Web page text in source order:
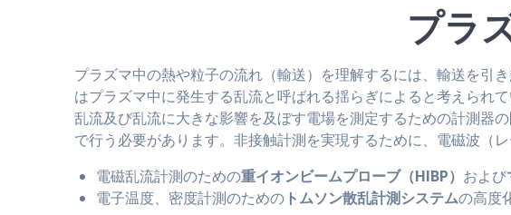
プラ
プラズマ中の熱や粒子の流れ（輸送）を理解するには、輸送を引
はプラズマ中に発生する乱流と呼ばれる揺らぎによると考えられ
乱流及び乱流に大きな影響を及ぼす電場を測定するための計測器
で行う必要があります。非接触計測を実現するために、電磁波（
電磁乱流計測のための重イオンビームプローブ（HIBP） および
電子温度、密度計測のための トムソン散乱計測システムの高度